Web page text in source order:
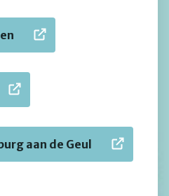
aan de Geul